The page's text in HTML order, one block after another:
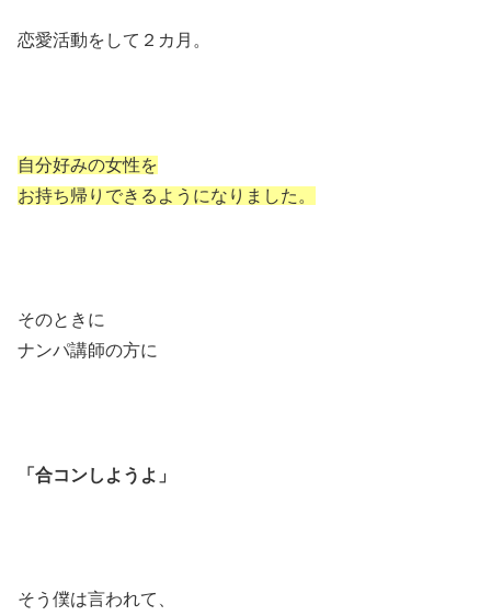
恋愛活動をして２カ月。
自分好みの女性を
お持ち帰りできるようになりました。
そのときに
ナンパ講師の方に
「合コンしようよ」
そう僕は言われて、